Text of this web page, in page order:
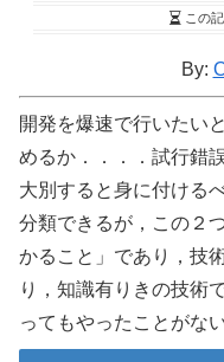
この
By:
開発を爆速で行いたい
めるか．．．．試行錯
大別すると身に付ける
分類できるが，この２
かること」であり，技
り，知識有りきの技術
ってもやったことがな